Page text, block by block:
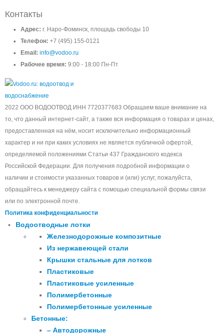
Контакты
Адрес: г. Наро-Фоминск, площадь свободы 10
Телефон: +7 (495) 155-0121
Email: info@vodoo.ru
Рабочее время: 9:00 - 18:00 Пн-Пт
2022 ООО ВОДООТВОД ИНН 7720377683 Обращаем ваше внимание на
то, что данный интернет-сайт, а также вся информация о товарах и ценах,
предоставленная на нём, носит исключительно информационный
характер и ни при каких условиях не является публичной офертой,
определяемой положениями Статьи 437 Гражданского кодекса
Российской Федерации. Для получения подробной информации о
наличии и стоимости указанных товаров и (или) услуг, пожалуйста,
обращайтесь к менеджеру сайта с помощью специальной формы связи
или по электронной почте.
Политика конфиденциальности
Водоотводные лотки
Железнодорожные композитные
Из нержавеющей стали
Крышки стальные для лотков
Пластиковые
Пластиковые усиленные
Полимербетонные
Полимербетонные усиленные
Бетонные:
– Автодорожные